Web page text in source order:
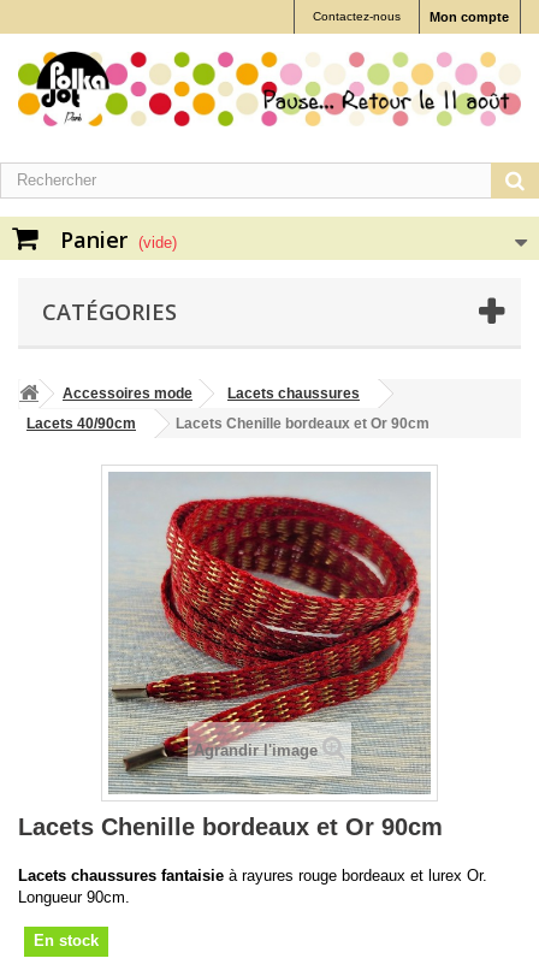
Mon compte
Contactez-nous
Panier (vide)
CATÉGORIES
Accessoires mode
Lacets chaussures
Lacets 40/90cm
Lacets Chenille bordeaux et Or 90cm
Agrandir l'image
Lacets Chenille bordeaux et Or 90cm
Lacets chaussures fantaisie à rayures rouge bordeaux et lurex Or.
Longueur 90cm.
En stock